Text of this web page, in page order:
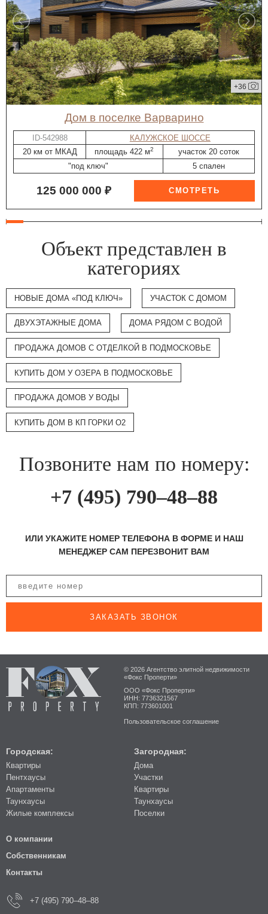
+36
дом в поселке Варварино
ID-542988
КАЛУЖСКОЕ ШОССЕ
20 км от МКАД
площадь 422 м2
участок 20 соток
"под ключ"
5 спален
125 000 000 ₽
Объект представлен в
категориях
НОВЫЕ ДОМА «ПОД КЛЮЧ» УЧАСТОК С ДОМОМ
ДВУХЭТАЖНЫЕ ДОМА ДОМА РЯДОМ С ВОДОЙ
ПРОДАЖА ДОМОВ С ОТДЕЛКОЙ В ПОДМОСКОВЬЕ
КУПИТЬ ДОМ У ОЗЕРА В ПОДМОСКОВЬЕ
ПРОДАЖА ДОМОВ У ВОДЫ
КУПИТЬ ДОМ В КП ГОРКИ О2
Позвоните нам по номеру:
+7 (495) 790–48–88
ИЛИ УКАЖИТЕ НОМЕР ТЕЛЕФОНА В ФОРМЕ И НАШ
МЕНЕДЖЕР САМ ПЕРЕЗВОНИТ ВАМ
ЗАКАЗАТЬ ЗВОНОК
© 2026 Агентство элитной недвижимости
«Фокс Проперти»
ООО «Фокс Проперти»
ИНН: 7736321567
КПП: 773601001
Пользовательское соглашение
Городская:
Квартиры
Пентхаусы
Апартаменты
Таунхаусы
Жилые комплексы
Загородная:
Дома
Участки
Квартиры
Таунхаусы
Поселки
О компании
Собственникам
Контакты
+7 (495) 790–48–88